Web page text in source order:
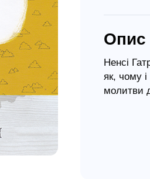
Богослів`я
Шлюб і сім`я
Здоров`я / Харчування
Юдаїзм
Огляд релігій
Художня література
Опис
Ненсі
як, чому
молитви